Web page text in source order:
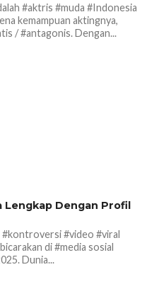
#aktris #muda #Indonesia
kemampuan aktingnya,
/ #antagonis. Dengan...
166
Lengkap Dengan Profil
#kontroversi #video #viral
di #media sosial
Dunia...